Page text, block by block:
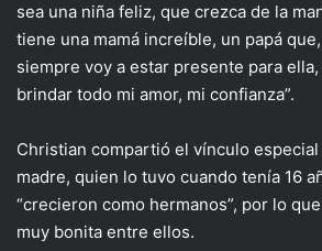
sea una niña feliz, que crezca de la
tiene una mamá increíble, un papá
siempre voy a estar presente para
brindar todo mi amor, mi confianza”.
Christian compartió el vínculo
madre, quien lo tuvo cuando tenía 16
“crecieron como hermanos”, por lo
muy bonita entre ellos.